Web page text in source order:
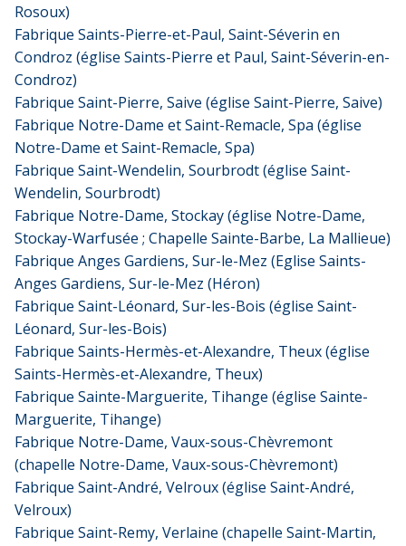
Rosoux)
Fabrique Saints-Pierre-et-Paul, Saint-Séverin en
Condroz (église Saints-Pierre et Paul, Saint-Séverin-en-
Condroz)
Fabrique Saint-Pierre, Saive (église Saint-Pierre, Saive)
Fabrique Notre-Dame et Saint-Remacle, Spa (église
Notre-Dame et Saint-Remacle, Spa)
Fabrique Saint-Wendelin, Sourbrodt (église Saint-
Wendelin, Sourbrodt)
Fabrique Notre-Dame, Stockay (église Notre-Dame,
Stockay-Warfusée ; Chapelle Sainte-Barbe, La Mallieue)
Fabrique Anges Gardiens, Sur-le-Mez (Eglise Saints-
Anges Gardiens, Sur-le-Mez (Héron)
Fabrique Saint-Léonard, Sur-les-Bois (église Saint-
Léonard, Sur-les-Bois)
Fabrique Saints-Hermès-et-Alexandre, Theux (église
Saints-Hermès-et-Alexandre, Theux)
Fabrique Sainte-Marguerite, Tihange (église Sainte-
Marguerite, Tihange)
Fabrique Notre-Dame, Vaux-sous-Chèvremont
(chapelle Notre-Dame, Vaux-sous-Chèvremont)
Fabrique Saint-André, Velroux (église Saint-André,
Velroux)
Fabrique Saint-Remy, Verlaine (chapelle Saint-Martin,